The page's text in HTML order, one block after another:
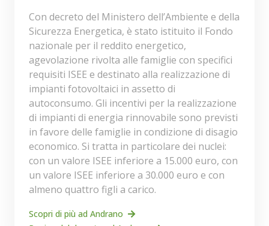
Con decreto del Ministero dell’Ambiente e della
Sicurezza Energetica, è stato istituito il Fondo
nazionale per il reddito energetico,
agevolazione rivolta alle famiglie con specifici
requisiti ISEE e destinato alla realizzazione di
impianti fotovoltaici in assetto di
autoconsumo. Gli incentivi per la realizzazione
di impianti di energia rinnovabile sono previsti
in favore delle famiglie in condizione di disagio
economico. Si tratta in particolare dei nuclei:
con un valore ISEE inferiore a 15.000 euro, con
un valore ISEE inferiore a 30.000 euro e con
almeno quattro figli a carico.
Scopri di più ad Andrano